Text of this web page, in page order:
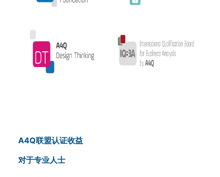
A4Q联盟认证收益
对于专业人士